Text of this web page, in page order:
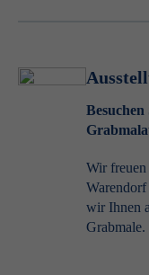
Besuchen
Wir freuen
wir Ihnen
Grabmale.